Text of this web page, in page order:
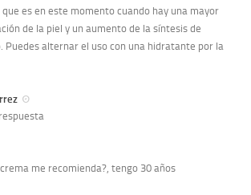
que es en este momento cuando hay una mayor
de la piel y un aumento de la síntesis de
Puedes alternar el uso con una hidratante por la
me recomienda?, tengo 30 años